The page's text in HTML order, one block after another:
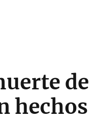
de
hechos